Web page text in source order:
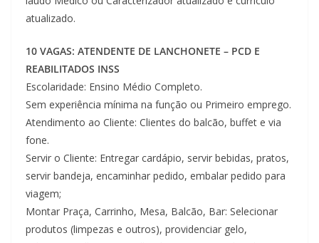
atualizado.
10 VAGAS: ATENDENTE DE LANCHONETE – PCD E
REABILITADOS INSS
Escolaridade: Ensino Médio Completo.
Sem experiência mínima na função ou Primeiro emprego.
Atendimento ao Cliente: Clientes do balcão, buffet e via
fone.
Servir o Cliente: Entregar cardápio, servir bebidas, pratos,
servir bandeja, encaminhar pedido, embalar pedido para
viagem;
Montar Praça, Carrinho, Mesa, Balcão, Bar: Selecionar
produtos (limpezas e outros), providenciar gelo,